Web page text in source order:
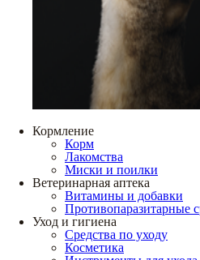
Кормление
Корм
Лакомства
Миски и поилки
Ветеринарная аптека
Витамины и добавки
Противопаразитарные
Уход и гигиена
Средства по уходу
Косметика